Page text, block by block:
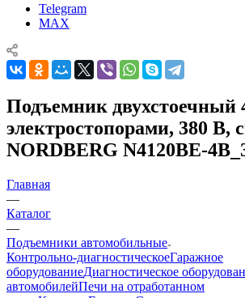
Telegram
MAX
Подъемник двухстоечный
электростопорами, 380 В,
NORDBERG N4120BE-
Главная
—
Каталог
—
Подъемники автомобильные
Контрольно-диагностическоеГаражное
оборудованиеДиагностическое
автомобилейПечи на отработанном